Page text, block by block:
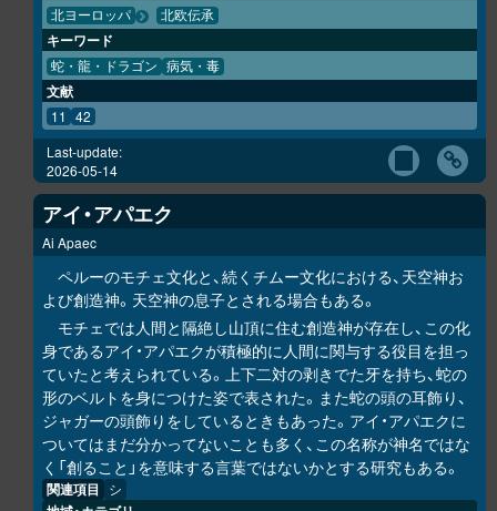
北ヨーロッパ 北欧伝承
キーワード
蛇・龍・ドラゴン 病気・毒
文献
11 42
Last-update:
2026-05-14
アイ・アパエク
Ai Apaec
ペルーのモチェ文化と、続くチムー文化における、天空神お
よび創造神。天空神の息子とされる場合もある。
モチェでは人間と隔絶し山頂に住む創造神が存在し、この化
身であるアイ・アパエクが積極的に人間に関与する役目を担っ
ていたと考えられている。上下二対の剥きでた牙を持ち、蛇の
形のベルトを身につけた姿で表された。また蛇の頭の耳飾り、
ジャガーの頭飾りをしているときもあった。アイ・アパエクに
ついてはまだ分かってないことも多く、この名称が神名ではな
く「創ること」を意味する言葉ではないかとする研究もある。
関連項目 シ